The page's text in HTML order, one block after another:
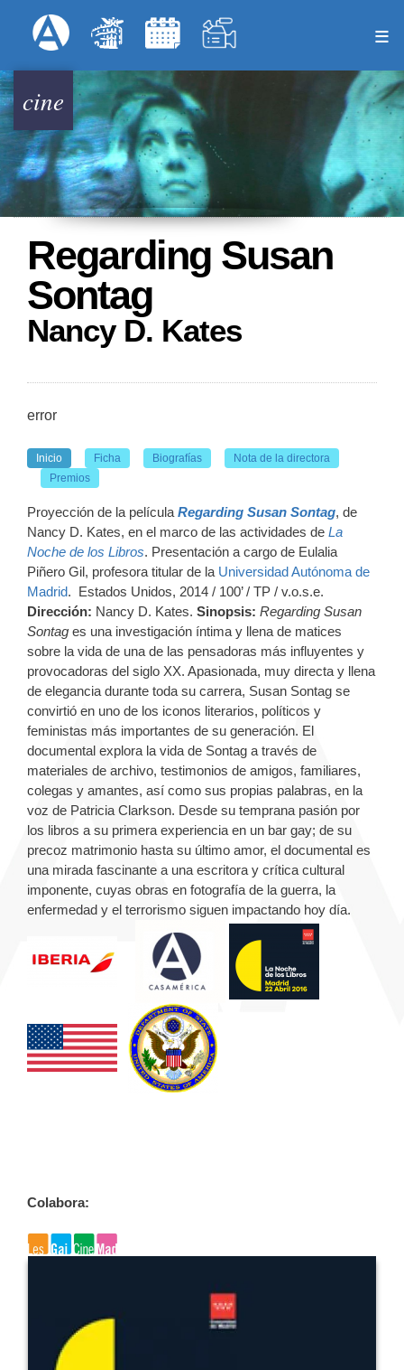
al
Menú Superior
cine
Regarding Susan
Sontag
Nancy D. Kates
error
Inicio Ficha Biografías
Nota de la directora
Premios
Proyección de la película Regarding Susan Sontag, de
Nancy D. Kates, en el marco de las actividades de La
Noche de los Libros. Presentación a cargo de Eulalia
Piñero Gil, profesora titular de la Universidad Autónoma de
Madrid. Estados Unidos, 2014 / 100’ / TP / v.o.s.e.
Dirección: Nancy D. Kates. Sinopsis: Regarding Susan
Sontag es una investigación íntima y llena de matices
sobre la vida de una de las pensadoras más influyentes y
provocadoras del siglo XX. Apasionada, muy directa y llena
de elegancia durante toda su carrera, Susan Sontag se
convirtió en uno de los iconos literarios, políticos y
feministas más importantes de su generación. El
documental explora la vida de Sontag a través de
materiales de archivo, testimonios de amigos, familiares,
colegas y amantes, así como sus propias palabras, en la
voz de Patricia Clarkson. Desde su temprana pasión por
los libros a su primera experiencia en un bar gay; de su
precoz matrimonio hasta su último amor, el documental es
una mirada fascinante a una escritora y crítica cultural
imponente, cuyas obras en fotografía de la guerra, la
enfermedad y el terrorismo siguen impactando hoy día.
Colabora: